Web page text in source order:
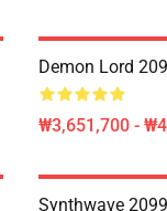
Demon Lord
₩3,651,700 -
Synthwave